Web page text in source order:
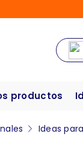
productos
Ideas